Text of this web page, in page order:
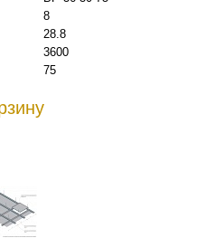
8
28.8
3600
75